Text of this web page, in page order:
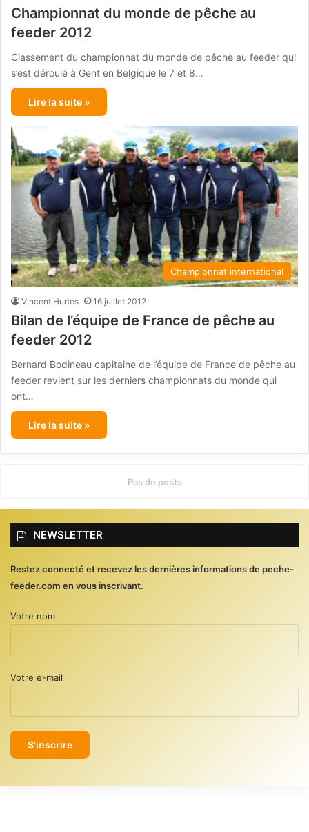
Championnat du monde de pêche au
feeder 2012
Classement du championnat du monde de pêche au feeder qui
s’est déroulé à Gent en Belgique le 7 et 8…
Lire la suite »
Championnat international
Vincent Hurtes 16 juillet 2012
Bilan de l’équipe de France de pêche au
feeder 2012
Bernard Bodineau capitaine de l’équipe de France de pêche au
feeder revient sur les derniers championnats du monde qui
ont…
Lire la suite »
Pas de posts
NEWSLETTER
Restez connecté et recevez les dernières informations de peche-
feeder.com en vous inscrivant.
Votre nom
Votre e-mail